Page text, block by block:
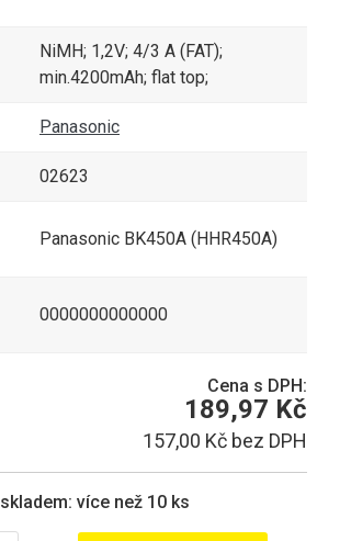
NiMH; 1,2V; 4/3 A (FAT);
min.4200mAh; flat top;
Panasonic
02623
Panasonic BK450A (HHR450A)
0000000000000
Cena s DPH:
189,97 Kč
157,00 Kč bez DPH
skladem: více než 10 ks